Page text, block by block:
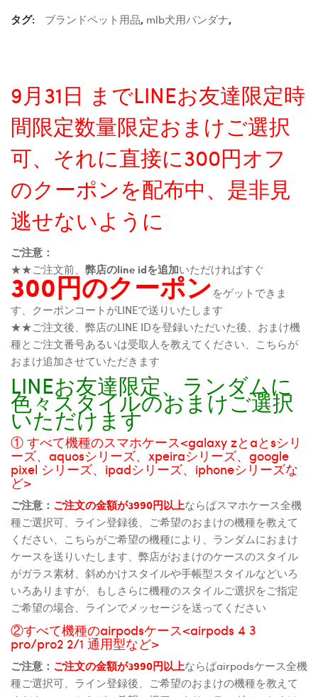
タグ: ブランドペット用品, mlb犬用バンダナ,
9月31日 までLINEお友達限定時
間限定数量限定おまけご選択
可、それに直接に300円オフ
のクーポンを配布中、是非見
逃せないように
ご注意：
★★ご注文前、 弊店のline idを追加いただければすぐ
300円のクーポンをゲットできま
す、クーポンコートがLINEで送りいたします
★★ご注文後、弊店のLINE IDを登録いただいた後、おまけ機
種とご注文番号あるいは受取人を教えてください、こちらが
おまけ追加させていただきます
LINEお友達限定、ランダムに
色々スタイルのおまけご選択
いただけます
① すべて機種のスマホケース<galaxy zとaとsシリ
ーズ、aquosシリーズ、xpeiraシリーズ、google
pixel シリーズ、ipadシリーズ、iphoneシリーズな
ど>
ご注意： ご注文の金額が3990円以上ならばスマホケース全機
種ご選択可、ライン登録後、ご希望のおまけの機種を教えて
ください、こちらがご希望の機種により、ランダムにおまけ
ケースを送りいたします、弊店がおまけのケースのスタイル
がガラス素材、斜めかけスタイルや手帳型スタイルなどいろ
いろありますが、もしさらに機種のスタイルご選択をご指定
ご希望の場合、ラインでメッセージを送ってください
②すべて機種のairpodsケース<airpods 4 3
pro/pro2 2/1 通用型など>
ご注意： ご注文の金額が3990円以上ならばairpodsケース全機
種ご選択可、ライン登録後、ご希望のおまけの機種を教えて